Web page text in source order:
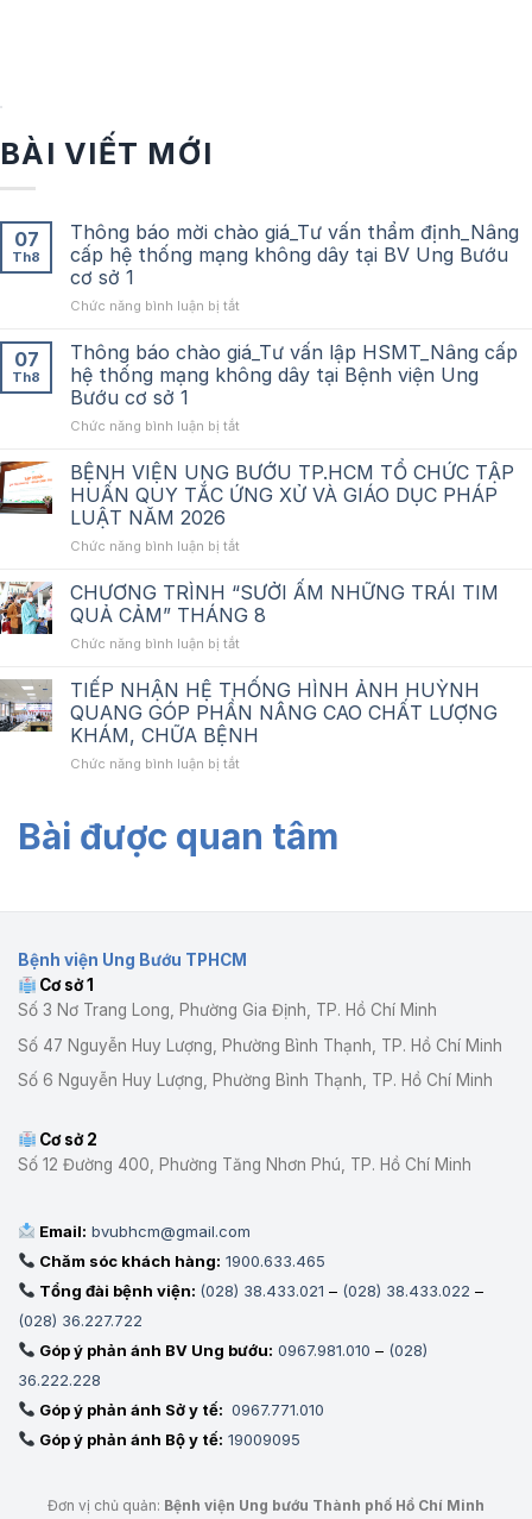
BÀI VIẾT MỚI
07
Th8
Thông báo mời chào giá_Tư vấn thẩm định_Nâng
cấp hệ thống mạng không dây tại BV Ung Bướu
cơ sở 1
Chức năng bình luận bị tắt
báo
mời
chào
vấn
định_Nâng
cấp
hệ
mạng
dây
tại
Ung
cơ
sở
1
07
Th8
Thông báo chào giá_Tư vấn lập HSMT_Nâng cấp
hệ thống mạng không dây tại Bệnh viện Ung
Bướu cơ sở 1
Chức năng bình luận bị tắt
báo
chào
giá_Tư
lập
cấp
hệ
thống
mạng
dây
tại
Bệnh
Ung
sở
1
BỆNH VIỆN UNG BƯỚU TP.HCM TỔ CHỨC TẬP
HUẤN QUY TẮC ỨNG XỬ VÀ GIÁO DỤC PHÁP
LUẬT NĂM 2026
Chức năng bình luận bị tắt
VIỆN
UNG
BƯỚU
TP.HCM
CHỨC
TẬP
HUẤN
QUY
TẮC
VÀ
GIÁO
LUẬT
2026
CHƯƠNG TRÌNH “SƯỞI ẤM NHỮNG TRÁI TIM
QUẢ CẢM” THÁNG 8
Chức năng bình luận bị tắt
TRÌNH
“SƯỞI
ẤM
NHỮNG
TRÁI
CẢM”
THÁNG
TIẾP NHẬN HỆ THỐNG HÌNH ẢNH HUỲNH
QUANG GÓP PHẦN NÂNG CAO CHẤT LƯỢNG
KHÁM, CHỮA BỆNH
Chức năng bình luận bị tắt
THỐNG
PHẦN
CAO
LƯỢNG
CHỮA
Bài được quan tâm
Bệnh viện Ung Bướu TPHCM
Cơ sở 1
Số 3 Nơ Trang Long, Phường Gia Định, TP. Hồ Chí Minh
Số 47 Nguyễn Huy Lượng, Phường Bình Thạnh, TP. Hồ Chí Minh
Số 6 Nguyễn Huy Lượng, Phường Bình Thạnh, TP. Hồ Chí Minh
Cơ sở 2
Số 12 Đường 400, Phường Tăng Nhơn Phú, TP. Hồ Chí Minh
Email: bvubhcm@gmail.com
Chăm sóc khách hàng: 1900.633.465
Tổng đài bệnh viện: (028) 38.433.021 – (028) 38.433.022 –
(028) 36.227.722
Góp ý phản ánh BV Ung bướu: 0967.981.010 – (028)
36.222.228
Góp ý phản ánh Sở y tế: 0967.771.010
Góp ý phản ánh Bộ y tế: 19009095
Đơn vị chủ quản: Bệnh viện Ung bướu Thành phố Hồ Chí Minh